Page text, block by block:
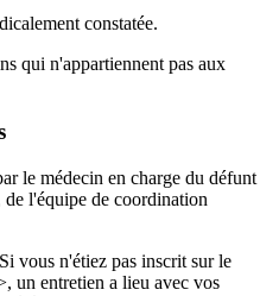
constatée.
qui n'appartiennent pas aux
le médecin en charge du défunt
de l'équipe de coordination
vous n'étiez pas inscrit sur le
un entretien a lieu avec vos